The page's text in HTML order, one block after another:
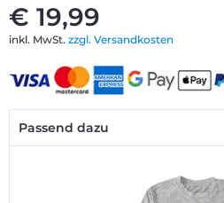
€ 19,99
inkl. MwSt. zzgl. Versandkosten
Passend dazu